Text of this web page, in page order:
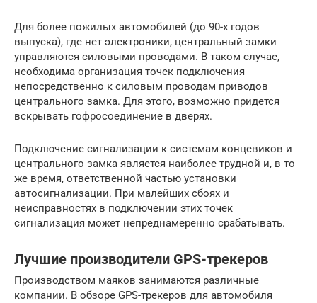
Для более пожилых автомобилей (до 90-х годов
выпуска), где нет электроники, центральный замки
управляются силовыми проводами. В таком случае,
необходима организация точек подключения
непосредственно к силовым проводам приводов
центрального замка. Для этого, возможно придется
вскрывать гофросоединение в дверях.
Подключение сигнализации к системам концевиков и
центрального замка является наиболее трудной и, в то
же время, ответственной частью установки
автосигнализации. При малейших сбоях и
неисправностях в подключении этих точек
сигнализация может непреднамеренно срабатывать.
Лучшие производители GPS-трекеров
Производством маяков занимаются различные
компании. В обзоре GPS-трекеров для автомобиля